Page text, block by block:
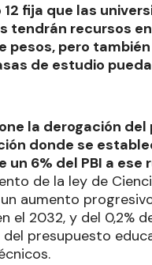
fija que las
tendrán recursos
pesos, pero
de estudio
la derogación
donde se
un 6% del PBI a ese
de la ley de
aumento
el 2032, y del 0,2%
presupuesto